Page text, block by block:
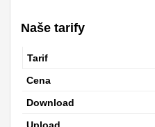
Naše tarify